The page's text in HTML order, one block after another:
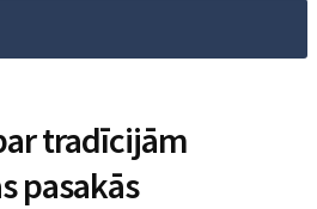
tradīcijām
pasakās